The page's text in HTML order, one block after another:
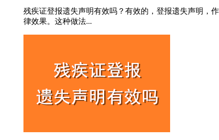
残疾证登报遗失声明有效吗？有效的，登报遗失声明，
律效果。这种做法...